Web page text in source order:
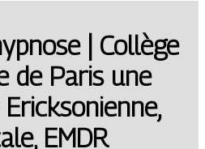
| Collège
de Paris une
EMDR